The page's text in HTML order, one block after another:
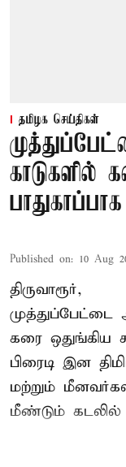
தமிழக செய்திகள்
காடுகளில்
Published on: 10 Aug
திருவாரூர்,
முத்துப்பேட்டை
கரை
பிரைடி இன
மற்றும்
மீண்டும் கடலில்